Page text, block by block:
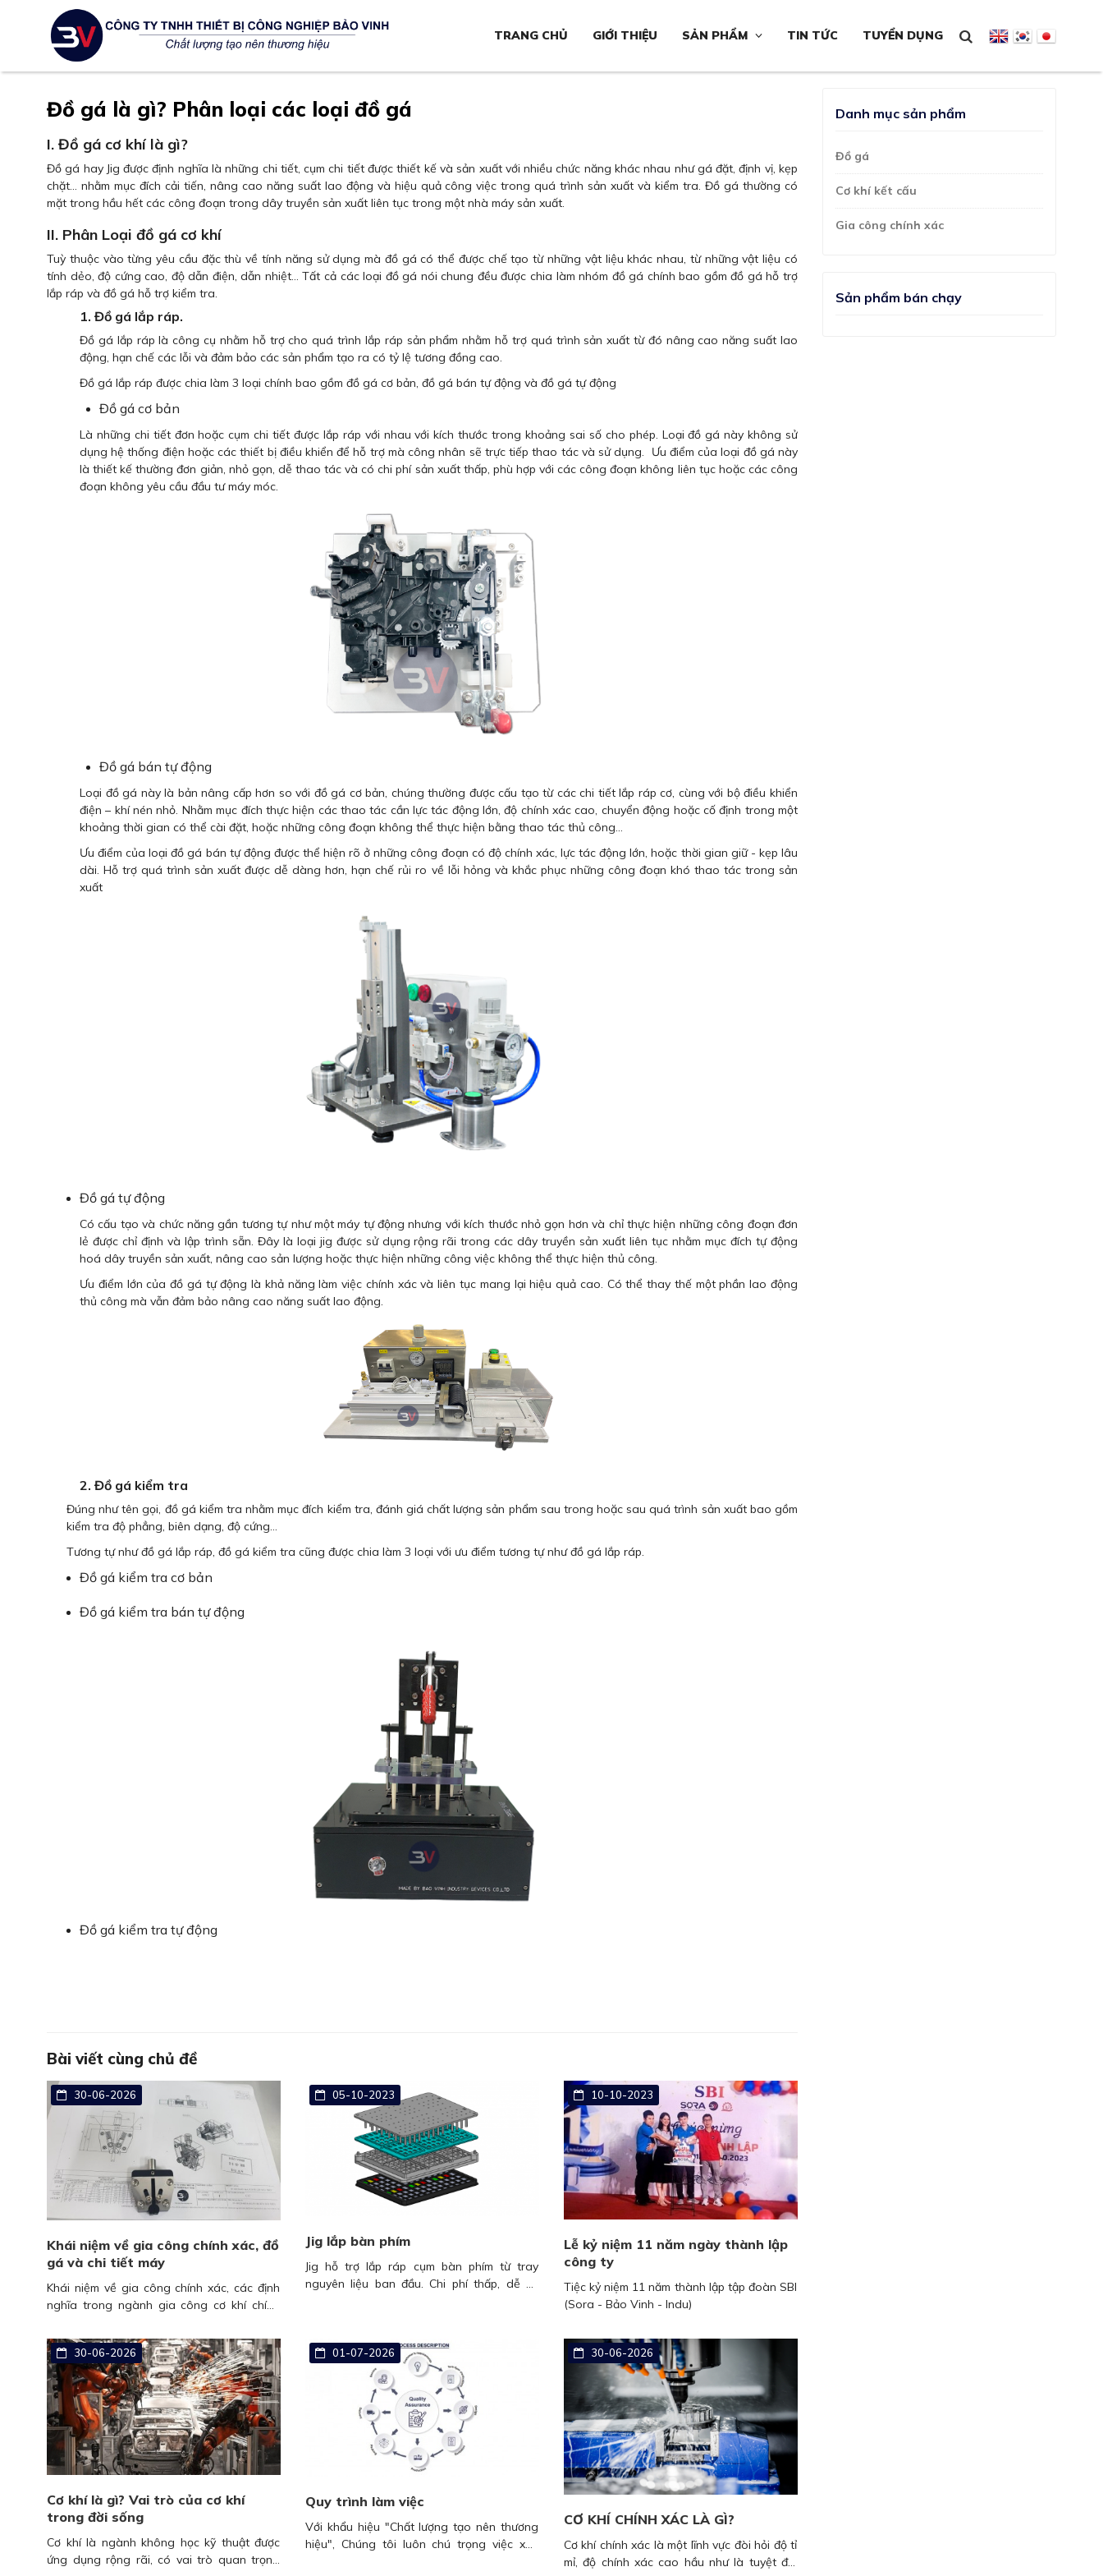
TRANG CHỦ GIỚI THIỆU SẢN PHẨM TIN TỨC TUYỂN DỤNG
Đồ gá là gì? Phân loại các loại đồ gá
I. Đồ gá cơ khí là gì?
Đồ gá hay Jig được định nghĩa là những chi tiết, cụm chi tiết được thiết kế và sản xuất với nhiều chức năng khác nhau như gá đặt, định vị, kẹp
chặt… nhằm mục đích cải tiến, nâng cao năng suất lao động và hiệu quả công việc trong quá trình sản xuất và kiểm tra. Đồ gá thường có
mặt trong hầu hết các công đoạn trong dây truyền sản xuất liên tục trong một nhà máy sản xuất.
II. Phân Loại đồ gá cơ khí
Tuỳ thuộc vào từng yêu cầu đặc thù về tính năng sử dụng mà đồ gá có thể được chế tạo từ những vật liệu khác nhau, từ những vật liệu có
tính dẻo, độ cứng cao, độ dẫn điện, dẫn nhiệt… Tất cả các loại đồ gá nói chung đều được chia làm nhóm đồ gá chính bao gồm đồ gá hỗ trợ
lắp ráp và đồ gá hỗ trợ kiểm tra.
1. Đồ gá lắp ráp.
Đồ gá lắp ráp là công cụ nhằm hỗ trợ cho quá trình lắp ráp sản phẩm nhằm hỗ trợ quá trình sản xuất từ đó nâng cao năng suất lao
động, hạn chế các lỗi và đảm bảo các sản phẩm tạo ra có tỷ lệ tương đồng cao.
Đồ gá lắp ráp được chia làm 3 loại chính bao gồm đồ gá cơ bản, đồ gá bán tự động và đồ gá tự động
Đồ gá cơ bản
Là những chi tiết đơn hoặc cụm chi tiết được lắp ráp với nhau với kích thước trong khoảng sai số cho phép. Loại đồ gá này không sử
dụng hệ thống điện hoặc các thiết bị điều khiển để hỗ trợ mà công nhân sẽ trực tiếp thao tác và sử dụng. Ưu điểm của loại đồ gá này
là thiết kế thường đơn giản, nhỏ gọn, dễ thao tác và có chi phí sản xuất thấp, phù hợp với các công đoạn không liên tục hoặc các công
đoạn không yêu cầu đầu tư máy móc.
Đồ gá bán tự động
Loại đồ gá này là bản nâng cấp hơn so với đồ gá cơ bản, chúng thường được cấu tạo từ các chi tiết lắp ráp cơ, cùng với bộ điều khiển
điện – khí nén nhỏ. Nhằm mục đích thực hiện các thao tác cần lực tác động lớn, độ chính xác cao, chuyển động hoặc cố định trong một
khoảng thời gian có thể cài đặt, hoặc những công đoạn không thể thực hiện bằng thao tác thủ công…
Ưu điểm của loại đồ gá bán tự động được thể hiện rõ ở những công đoạn có độ chính xác, lực tác động lớn, hoặc thời gian giữ - kẹp lâu
dài. Hỗ trợ quá trình sản xuất được dễ dàng hơn, hạn chế rủi ro về lỗi hỏng và khắc phục những công đoạn khó thao tác trong sản
xuất
Đồ gá tự động
Có cấu tạo và chức năng gần tương tự như một máy tự động nhưng với kích thước nhỏ gọn hơn và chỉ thực hiện những công đoạn đơn
lẻ được chỉ định và lập trình sẵn. Đây là loại jig được sử dụng rộng rãi trong các dây truyền sản xuất liên tục nhằm mục đích tự động
hoá dây truyền sản xuất, nâng cao sản lượng hoặc thực hiện những công việc không thể thực hiện thủ công.
Ưu điểm lớn của đồ gá tự động là khả năng làm việc chính xác và liên tục mang lại hiệu quả cao. Có thể thay thế một phần lao động
thủ công mà vẫn đảm bảo nâng cao năng suất lao động.
2. Đồ gá kiểm tra
Đúng như tên gọi, đồ gá kiểm tra nhằm mục đích kiểm tra, đánh giá chất lượng sản phẩm sau trong hoặc sau quá trình sản xuất bao gồm
kiểm tra độ phẳng, biên dạng, độ cứng…
Tương tự như đồ gá lắp ráp, đồ gá kiểm tra cũng được chia làm 3 loại với ưu điểm tương tự như đồ gá lắp ráp.
Đồ gá kiểm tra cơ bản
Đồ gá kiểm tra bán tự động
Đồ gá kiểm tra tự động
Bài viết cùng chủ đề
30-06-2026
Khái niệm về gia công chính xác, đồ
gá và chi tiết máy
Khái niệm về gia công chính xác, các định
nghĩa trong ngành gia công cơ khí chính
05-10-2023
Jig lắp bàn phím
Jig hỗ trợ lắp ráp cụm bàn phím từ tray
nguyên liệu ban đầu. Chi phí thấp, dễ sử
10-10-2023
Lễ kỷ niệm 11 năm ngày thành lập
công ty
Tiệc kỷ niệm 11 năm thành lập tập đoàn SBI
(Sora - Bảo Vinh - Indu)
30-06-2026
Cơ khí là gì? Vai trò của cơ khí
trong đời sống
Cơ khí là ngành không học kỹ thuật được
ứng dụng rộng rãi, có vai trò quan trọng
01-07-2026
Quy trình làm việc
Với khẩu hiệu "Chất lượng tạo nên thương
hiệu", Chúng tôi luôn chú trọng việc xây
30-06-2026
CƠ KHÍ CHÍNH XÁC LÀ GÌ?
Cơ khí chính xác là một lĩnh vực đòi hỏi độ tỉ
mỉ, độ chính xác cao hầu như là tuyệt đối
Danh mục sản phẩm
Đồ gá
Cơ khí kết cấu
Gia công chính xác
Sản phẩm bán chạy